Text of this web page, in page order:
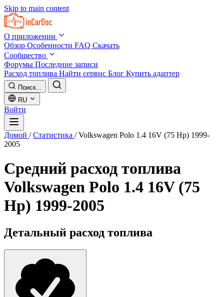
Skip to main content
О приложении
Обзор Особенности FAQ Скачать
Сообщество
Форумы Последние записи
Расход топлива Найти сервис Блог Купить адаптер
Поиск...
RU
Войти
Домой / Статистика / Volkswagen Polo 1.4 16V (75 Hp) 1999-
2005
Средний расход топлива
Volkswagen Polo 1.4 16V (75
Hp) 1999-2005
Детальный расход топлива